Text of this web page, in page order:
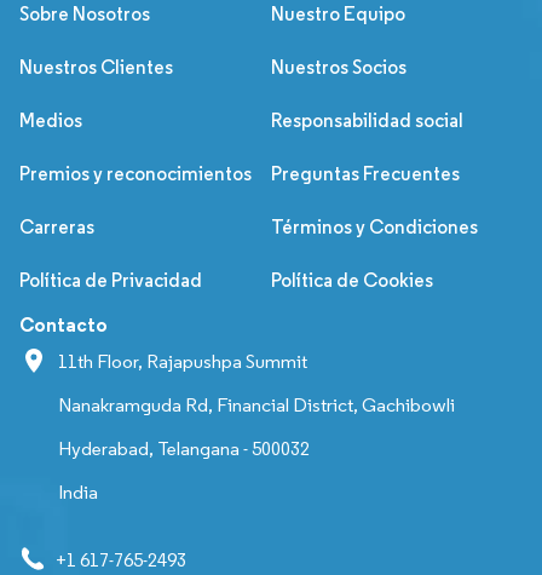
Sobre Nosotros Nuestro Equipo
Nuestros Clientes Nuestros Socios
Medios Responsabilidad social
Premios y reconocimientos Preguntas Frecuentes
Carreras Términos y Condiciones
Política de Privacidad Política de Cookies
Contacto
11th Floor, Rajapushpa Summit
Nanakramguda Rd, Financial District, Gachibowli
Hyderabad, Telangana - 500032
India
+1 617-765-2493